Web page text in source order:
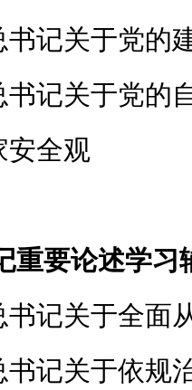
书记关于党的
书记关于党的
安全观
重要论述学习
书记关于全面
书记关于依规